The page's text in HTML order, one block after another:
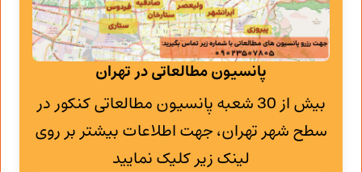
پانسیون مطالعاتی در تهران
بیش از 30 شعبه پانسیون مطالعاتی کنکور در
سطح شهر تهران، جهت اطلاعات بیشتر بر روی
لینک زیر کلیک نمایید